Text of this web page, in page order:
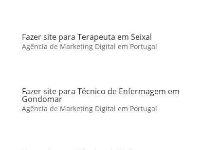
Fazer site para Terapeuta em Seixal
Agência de Marketing Digital em Portugal
Fazer site para Técnico de Enfermagem em
Gondomar
Agência de Marketing Digital em Portugal